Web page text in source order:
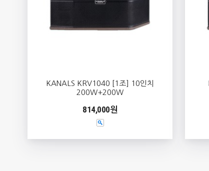
KANALS KRV1040 [1조] 10인치
200W+200W
814,000원